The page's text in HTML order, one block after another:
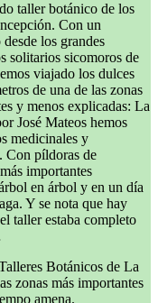
taller botánico de los
Con un
los grandes
solitarios sicomoros de
viajado los dulces
de una de las zonas
y menos explicadas: La
José Mateos hemos
medicinales y
Con píldoras de
importantes
en árbol y en un día
Y se nota que hay
taller estaba completo
Botánicos de La
zonas más importantes
amena.